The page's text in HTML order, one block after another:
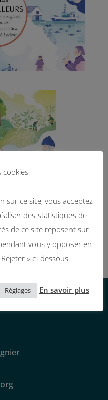
cookies
sur ce site, vous acceptez
des statistiques de
de ce site reposent sur
vous y opposer en
» ci-dessous.
Réglages En savoir plus